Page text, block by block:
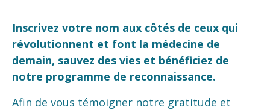
Inscrivez votre nom aux côtés de ceux qui
révolutionnent et font la médecine de
demain, sauvez des vies et bénéficiez de
notre programme de reconnaissance.
Afin de vous témoigner notre gratitude et